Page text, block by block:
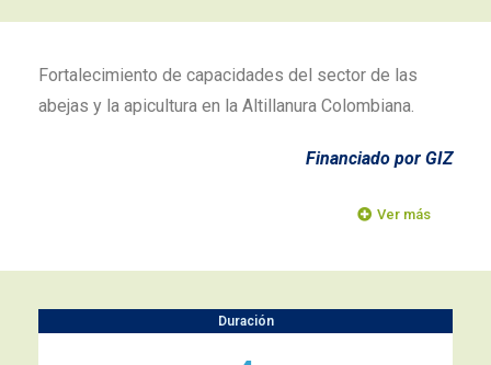
Fortalecimiento de capacidades del sector de las
abejas y la apicultura en la Altillanura Colombiana.
Financiado por GIZ
Ver más
Duración